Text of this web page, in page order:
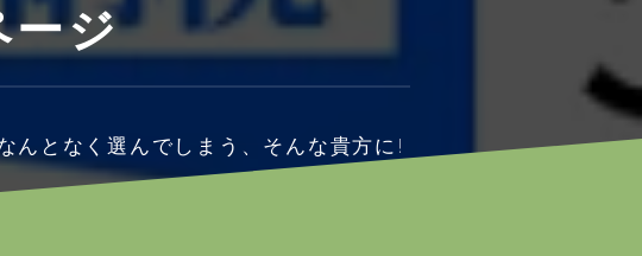
ージ
んとなく選んでしまう、そんな貴方に!